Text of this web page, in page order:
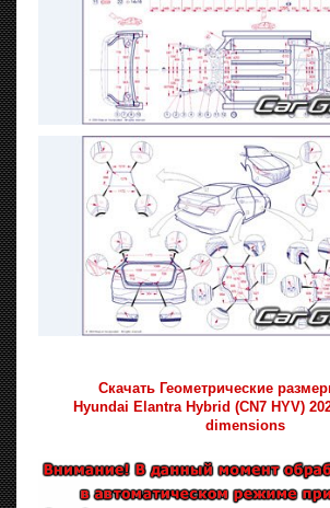
Скачать Геометрические
Hyundai Elantra Hybrid (CN7 HYV)
dimensions